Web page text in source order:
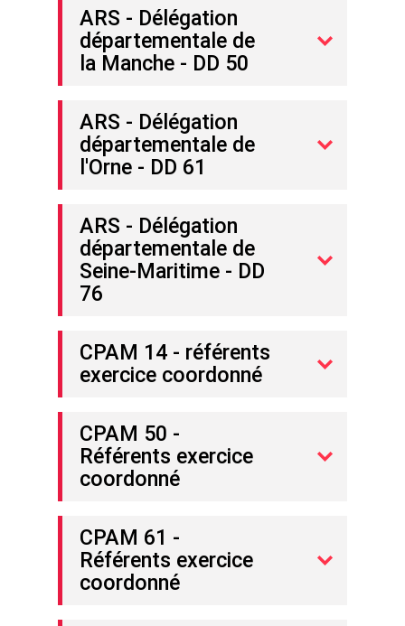
ARS - Délégation
départementale de
la Manche - DD 50
ARS - Délégation
départementale de
l'Orne - DD 61
ARS - Délégation
départementale de
Seine-Maritime - DD
76
CPAM 14 - référents
exercice coordonné
CPAM 50 -
Référents exercice
coordonné
CPAM 61 -
Référents exercice
coordonné